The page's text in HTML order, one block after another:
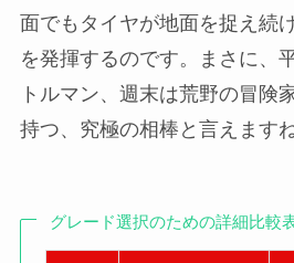
面でもタイヤが地面を捉え続
を発揮するのです。まさに、
トルマン、週末は荒野の冒険
持つ、究極の相棒と言えますね
グレード選択のための詳細比較